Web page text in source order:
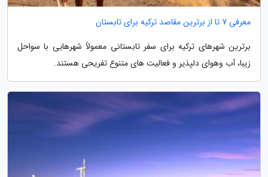
معرفی 7 تا از برترین مقاصد ترکیه برای تابستان
برترین شهرهای ترکیه برای سفر تابستانی معمولاً شهرهایی با سواحل
زیبا، آب وهوای دلپذیر و فعالیت های متنوع تفریحی هستند.